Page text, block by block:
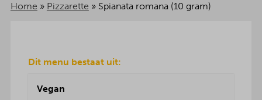
Home » Pizzarette » Spianata romana (10 gram)
Dit menu bestaat uit:
Vegan